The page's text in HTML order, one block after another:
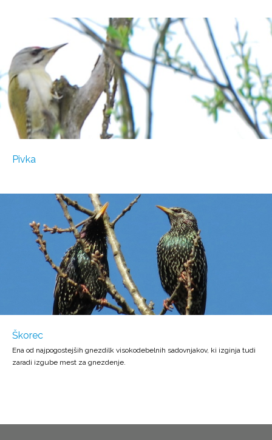
Pivka
Škorec
Ena od najpogostejših gnezdilk visokodebelnih sadovnjakov, ki izginja tudi
zaradi izgube mest za gnezdenje.